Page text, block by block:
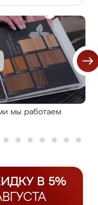
мы работаем
В 5%